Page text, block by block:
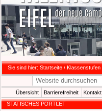
Sie sind hier: Startseite / Klassenstufen
Übersicht Barrierefreiheit Kontakt
STATISCHES PORTLET